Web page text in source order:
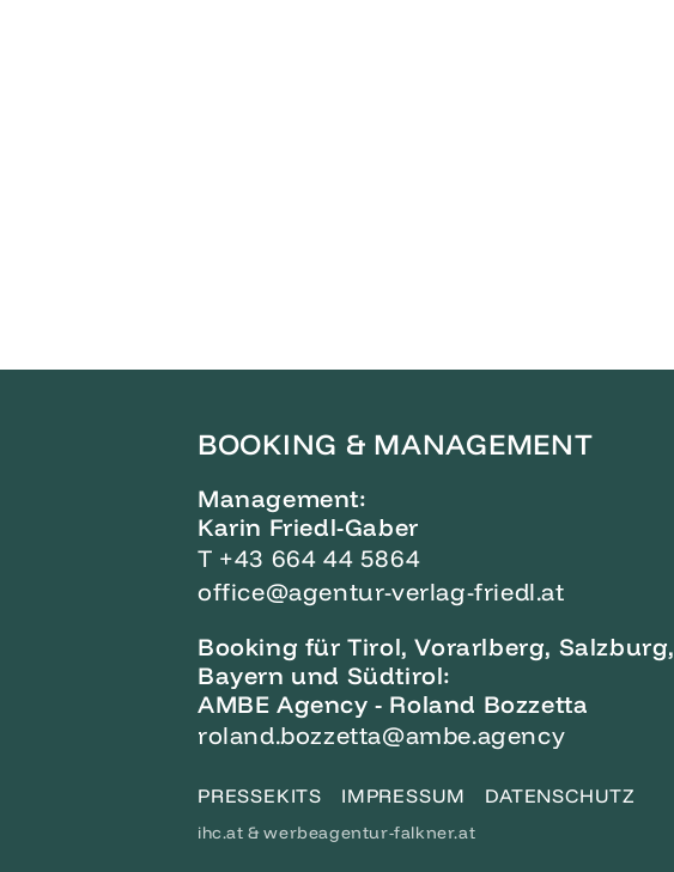
BOOKING & MANAGEMENT
Management:
Karin Friedl-Gaber
T +43 664 44 5864
office@agentur-verlag-friedl.at
Booking für Tirol, Vorarlberg, Salzburg,
Bayern und Südtirol:
AMBE Agency - Roland Bozzetta
roland.bozzetta@ambe.agency
PRESSEKITS IMPRESSUM DATENSCHUTZ
ihc.at &werbeagentur-falkner.at